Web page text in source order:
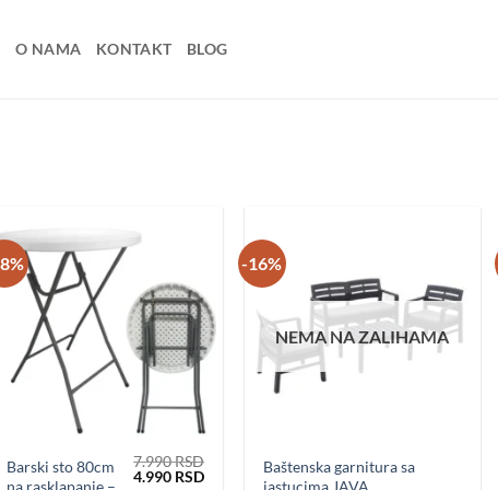
O NAMA KONTAKT BLOG
Dodaj u
Barski sto 80cm
na rasklapanje –
7.990RSD
Originalna
4.990 RSDTrenutna
-16%
NEMA NA ZALIHAMA
Baštenska garnitura sa
jastucima JAVA